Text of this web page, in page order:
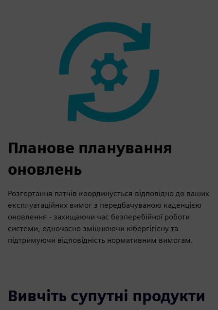
Планове планування
оновлень
Розгортання патчів координується відповідно до ваших
експлуатаційних вимог з передбачуваною каденцією
оновлення - захищаючи час безперебійної роботи
системи, одночасно зміцнюючи кібергігієну та
підтримуючи відповідність нормативним вимогам.
Вивчіть супутні продукти